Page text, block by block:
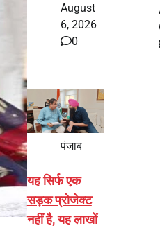
August
6, 2026
0
पंजाब
यह सिर्फ एक
सड़क प्रोजेक्ट
नहीं है, यह लाखों